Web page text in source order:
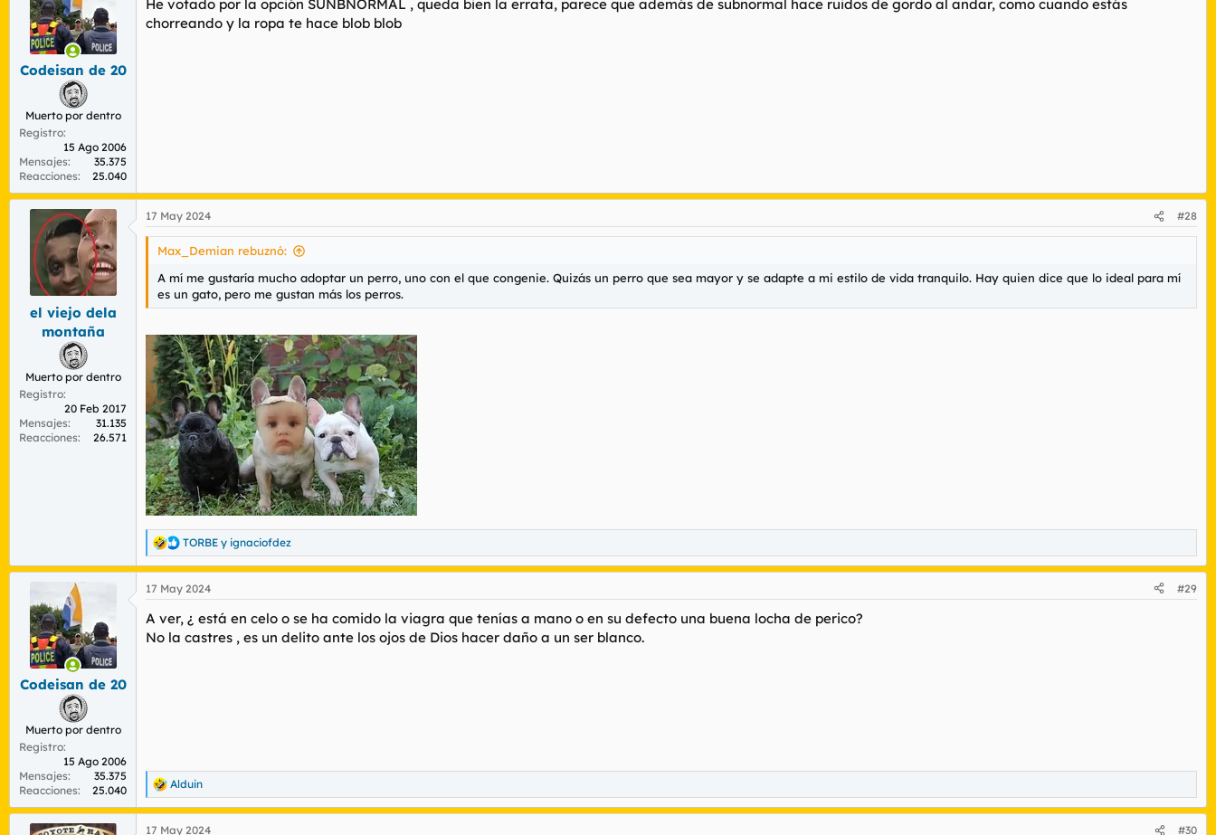
Codeisan de 20
Muerto por dentro
Registro
15 Ago 2006
Mensajes
35.375
Reacciones
25.040
He votado por la opción SUNBNORMAL , queda bien la errata, parece que además de subnormal hace ruidos de gordo al andar, como cuando estás
chorreando y la ropa te hace blob blob
el viejo dela
montaña
Muerto por dentro
Registro
20 Feb 2017
Mensajes
31.135
Reacciones
26.571
17 May 2024 #28
Max_Demian rebuznó:
A mí me gustaría mucho adoptar un perro, uno con el que congenie. Quizás un perro que sea mayor y se adapte a mi estilo de vida tranquilo. Hay quien dice que lo ideal para mí
es un gato, pero me gustan más los perros.
R
e
a
c
i
o
TORBE y ignaciofdez
Codeisan de 20
Muerto por dentro
Registro
15 Ago 2006
Mensajes
35.375
Reacciones
25.040
17 May 2024 #29
A ver, ¿ está en celo o se ha comido la viagra que tenías a mano o en su defecto una buena locha de perico?
No la castres , es un delito ante los ojos de Dios hacer daño a un ser blanco.
R
e
a
Alduin
17 May 2024 #30